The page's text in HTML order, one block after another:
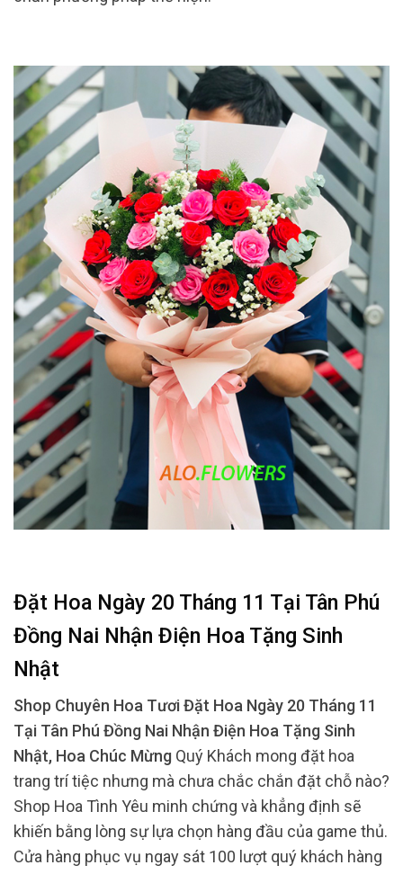
Đặt Hoa Ngày 20 Tháng 11 Tại Tân Phú
Đồng Nai Nhận Điện Hoa Tặng Sinh
Nhật
Shop Chuyên Hoa Tươi Đặt Hoa Ngày 20 Tháng 11
Tại Tân Phú Đồng Nai Nhận Điện Hoa Tặng Sinh
Nhật, Hoa Chúc Mừng Quý Khách mong đặt hoa
trang trí tiệc nhưng mà chưa chắc chắn đặt chỗ nào?
Shop Hoa Tình Yêu minh chứng và khẳng định sẽ
khiến bằng lòng sự lựa chọn hàng đầu của game thủ.
Cửa hàng phục vụ ngay sát 100 lượt quý khách hàng